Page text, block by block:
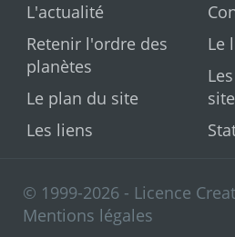
L'actualité
Retenir l'ordre des
planètes
Le plan du site
Les liens
Le
site
© 1999-2026 - Licence
Mentions légales